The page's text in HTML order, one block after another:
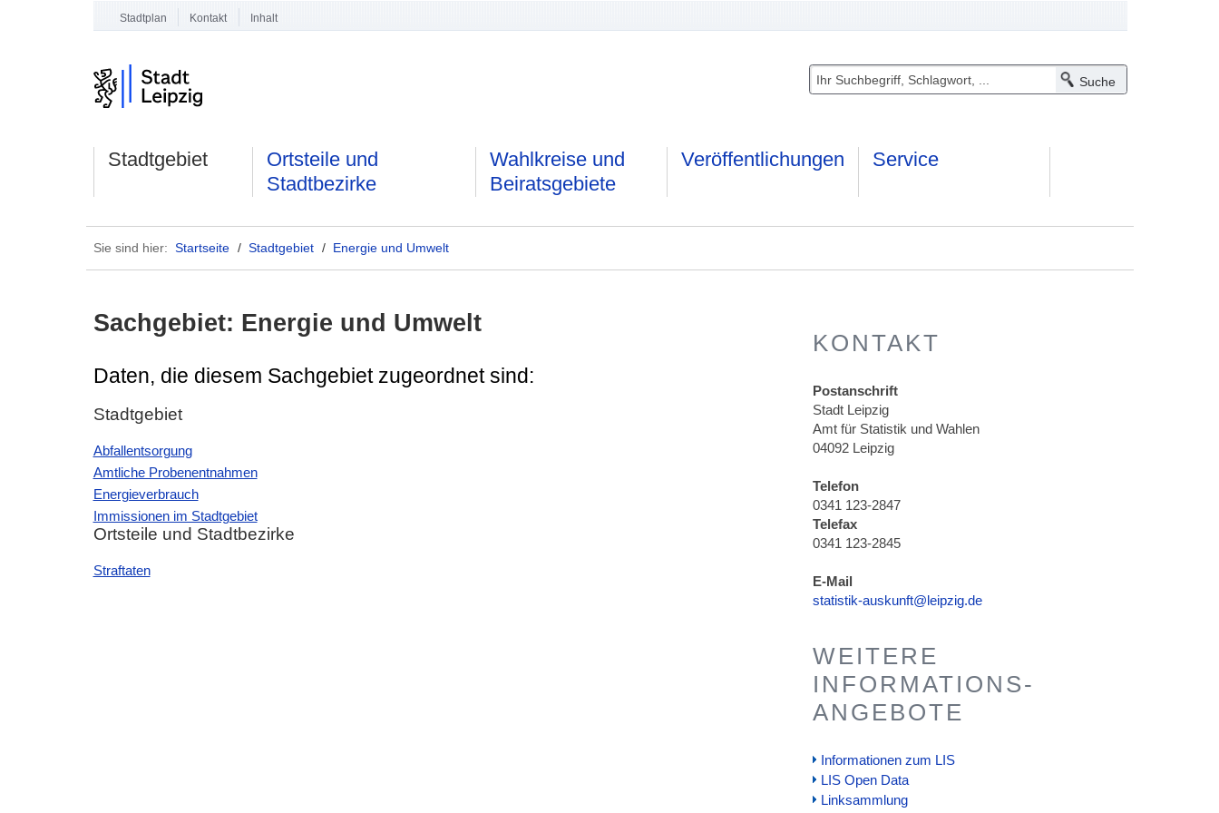
Stadtplan Kontakt Inhalt
Stadtgebiet
Ortsteile und
Stadtbezirke
Wahlkreise und
Beiratsgebiete
Veröffentlichungen Service
Sie sind hier: Startseite /Stadtgebiet / Energie und Umwelt
Sachgebiet: Energie und Umwelt
Daten, die diesem Sachgebiet zugeordnet sind:
Stadtgebiet
Abfallentsorgung
Amtliche Probenentnahmen
Energieverbrauch
Immissionen im Stadtgebiet
Ortsteile und Stadtbezirke
Straftaten
KONTAKT
Postanschrift
Stadt Leipzig
Amt für Statistik und Wahlen
04092 Leipzig
Telefon
0341 123-2847
Telefax
0341 123-2845
E-Mail
statistik-auskunft@leipzig.de
WEITERE
INFORMATIONS-
ANGEBOTE
Informationen zum LIS
LIS Open Data
Linksammlung